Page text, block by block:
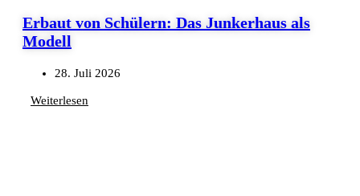
Erbaut von Schülern: Das Junkerhaus als
Modell
28. Juli 2026
Weiterlesen